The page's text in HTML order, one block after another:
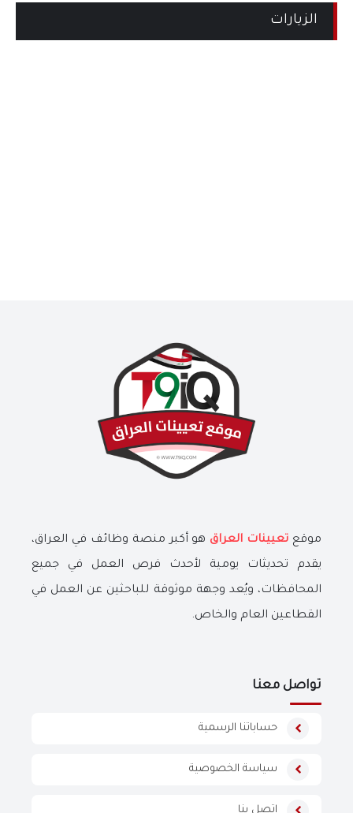
الزيارات
موقع تعيينات العراق هو أكبر منصة وظائف في العراق،
يقدم تحديثات يومية لأحدث فرص العمل في جميع
المحافظات، ويُعد وجهة موثوقة للباحثين عن العمل في
القطاعين العام والخاص.
تواصل معنا
حساباتنا الرسمية
سياسة الخصوصية
اتصل بنا